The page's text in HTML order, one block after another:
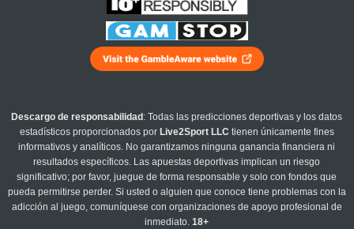
Descargo de responsabilidad : Todas las predicciones deportivas y los datos
estadísticos proporcionados por Live2Sport LLC tienen únicamente fines
informativos y analíticos. No garantizamos ninguna ganancia financiera ni
resultados específicos. Las apuestas deportivas implican un riesgo
significativo; por favor, juegue de forma responsable y solo con fondos que
pueda permitirse perder. Si usted o alguien que conoce tiene problemas con la
adicción al juego, comuníquese con organizaciones de apoyo profesional de
inmediato.18+